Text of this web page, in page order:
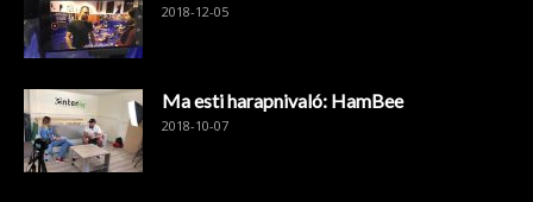
2018-12-05
Ma esti harapnivaló: HamBee
2018-10-07